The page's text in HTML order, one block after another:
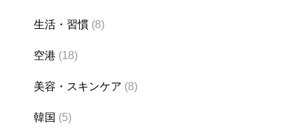
生活・習慣 (8)
空港 (18)
美容・スキンケア (8)
韓国 (5)